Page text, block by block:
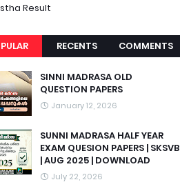
Result
RECENTS COMMENTS
SINNI MADRASA OLD
QUESTION PAPERS
January 12, 2026
SUNNI MADRASA HALF YEAR
EXAM QUESION PAPERS | SKSVB
| AUG 2025 | DOWNLOAD
July 22, 2026